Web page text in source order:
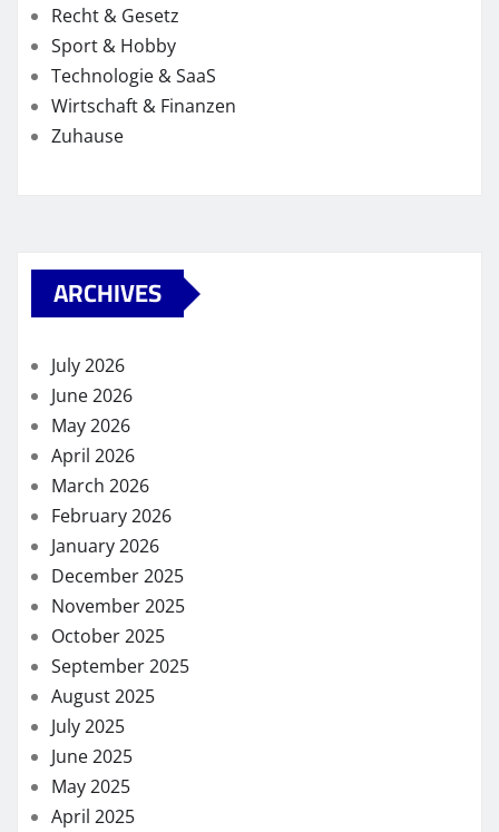
Recht & Gesetz
Sport & Hobby
Technologie & SaaS
Wirtschaft & Finanzen
Zuhause
ARCHIVES
July 2026
June 2026
May 2026
April 2026
March 2026
February 2026
January 2026
December 2025
November 2025
October 2025
September 2025
August 2025
July 2025
June 2025
May 2025
April 2025